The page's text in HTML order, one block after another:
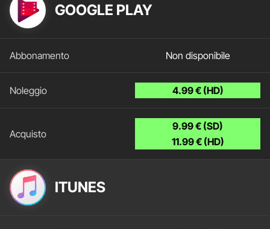
GOOGLE PLAY
Non disponibile
4.99 € (HD)
9.99 € (SD)
11.99 € (HD)
ITUNES